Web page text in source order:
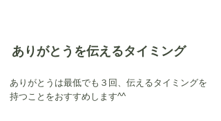
ありがとうを伝えるタイミング
ありがとうは最低でも３回、伝えるタイミングを
持つことをおすすめします^^